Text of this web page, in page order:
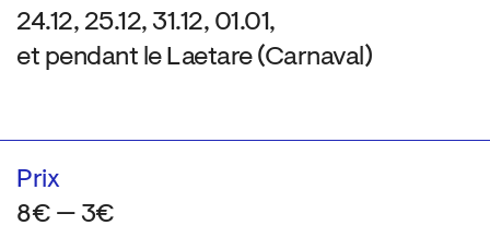
24.12, 25.12, 31.12, 01.01,
et pendant le Laetare (Carnaval)
Prix
8€ — 3€